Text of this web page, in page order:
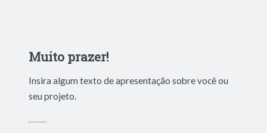
Muito prazer!
Insira algum texto de apresentação sobre você ou
seu projeto.